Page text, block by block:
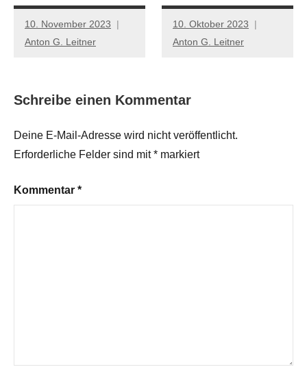
10. November 2023
Anton G. Leitner
10. Oktober 2023
Anton G. Leitner
Schreibe einen Kommentar
Deine E-Mail-Adresse wird nicht veröffentlicht.
Erforderliche Felder sind mit* markiert
Kommentar *